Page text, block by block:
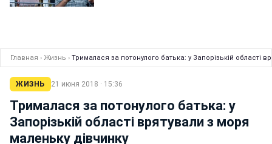
Главная › Жизнь › Трималася за потонулого батька: у Запорізькій області
ЖИЗНЬ 21 июня 2018 · 15:36
Трималася за потонулого батька: у
Запорізькій області врятували з моря
маленьку дівчинку